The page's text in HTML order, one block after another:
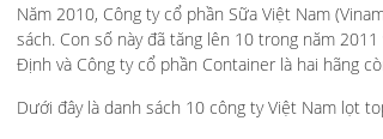
Năm 2010, Công ty cổ phần Sữa Việt Nam
sách. Con số này đã tăng lên 10 trong năm
Định và Công ty cổ phần Container là hai hãng
Dưới đây là danh sách 10 công ty Việt Nam lọt